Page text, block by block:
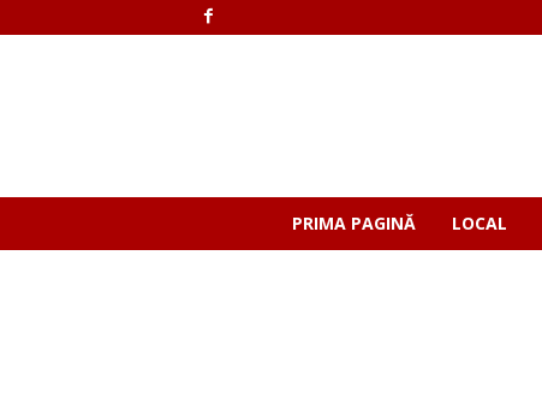
PRIMA PAGINĂ LOCAL